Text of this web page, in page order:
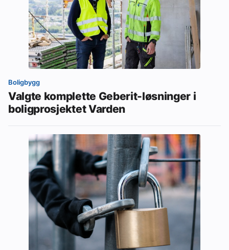
Boligbygg
Valgte komplette Geberit-løsninger i
boligprosjektet Varden